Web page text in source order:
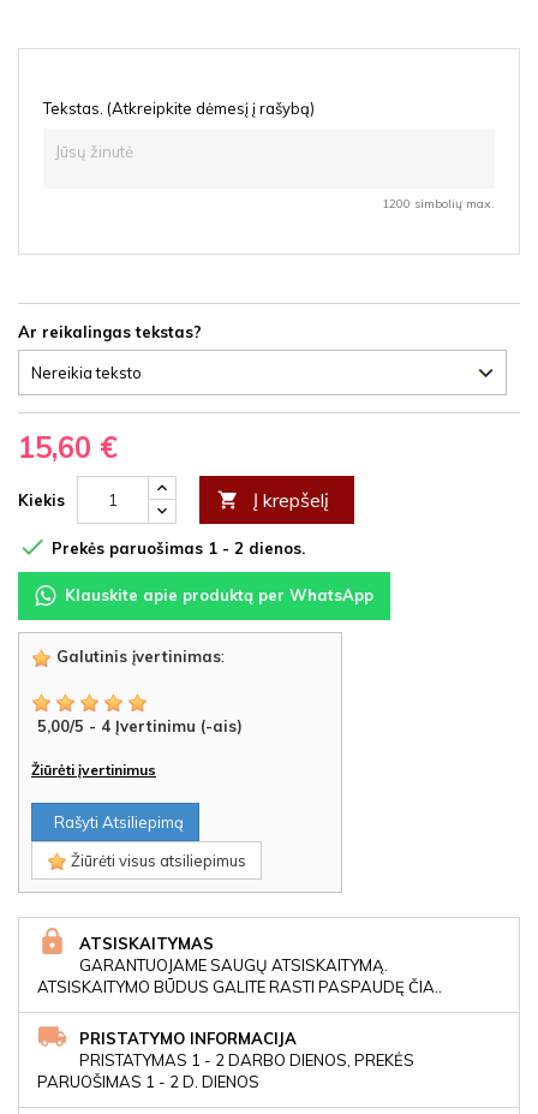
Tekstas. (Atkreipkite dėmesį į rašybą)
1200 simbolių max.
Ar reikalingas tekstas?
15,60 €
Kiekis  Į krepšelį
 Prekės paruošimas 1 - 2 dienos.
Klauskite apie produktą per WhatsApp
Galutinis įvertinimas:
5,00/5 - 4 Įvertinimu (-ais)
Žiūrėti įvertinimus
Rašyti Atsiliepimą
Žiūrėti visus atsiliepimus
ATSISKAITYMAS
GARANTUOJAME SAUGŲ ATSISKAITYMĄ.
ATSISKAITYMO BŪDUS GALITE RASTI PASPAUDĘ ČIA..
PRISTATYMO INFORMACIJA
PRISTATYMAS 1 - 2 DARBO DIENOS, PREKĖS
PARUOŠIMAS 1 - 2 D. DIENOS